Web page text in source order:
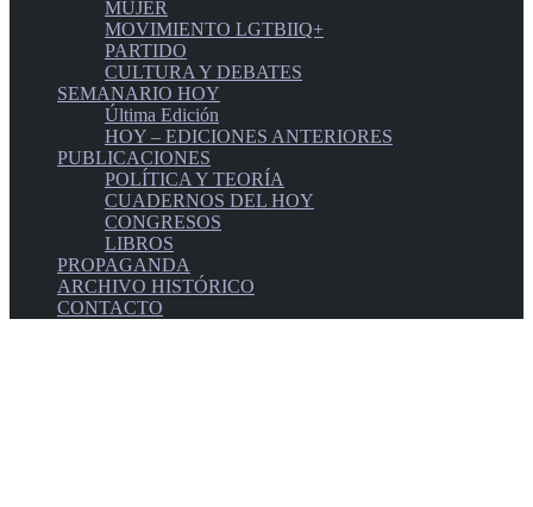
MUJER
MOVIMIENTO LGTBIIQ+
PARTIDO
CULTURA Y DEBATES
SEMANARIO HOY
Última Edición
HOY – EDICIONES ANTERIORES
PUBLICACIONES
POLÍTICA Y TEORÍA
CUADERNOS DEL HOY
CONGRESOS
LIBROS
PROPAGANDA
ARCHIVO HISTÓRICO
CONTACTO